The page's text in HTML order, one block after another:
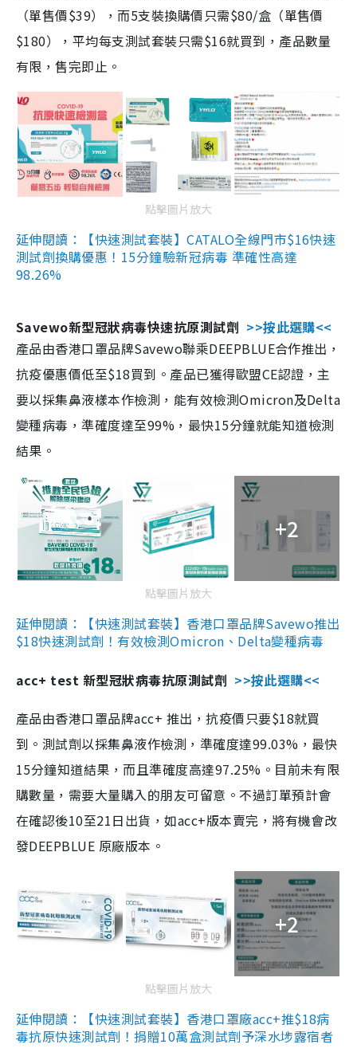
（單售價$39），而5支裝換購價只需$80/盒（單售價
$180），平均每支測試套裝只需$16就買到，產品數量
有限，售完即止。
點擊圖片放大
延伸閱讀：【快速測試套裝】CATALO全線門市$16快速
測試劑換購優惠！15分鐘驗新冠病毒 準確性高達
98.26%
Savewo新型冠狀病毒快速抗原測試劑 >>按此選購<<
產品由香港口罩品牌Savewo聯乘DEEPBLUE合作推出，
抗疫優惠價低至$18買到。產品已獲得歐盟CE認證，主
要以採集鼻液樣本作檢測，能有效檢測Omicron及Delta
變種病毒，準確度達至99%，最快15分鐘就能知道檢測
結果。
+2
點擊圖片放大
延伸閱讀：【快速測試套裝】香港口罩品牌Savewo推出
$18快速測試劑！有效檢測Omicron、Delta變種病毒
acc+ test 新型冠狀病毒抗原測試劑 >>按此選購<<
產品由香港口罩品牌acc+ 推出，抗疫價只要$18就買
到。測試劑以採集鼻液作檢測，準確度達99.03%，最快
15分鐘知道結果，而且準確度高達97.25%。目前未有限
購數量，需要大量購入的朋友可留意。不過訂單預計會
在確認後10至21日出貨，如acc+版本賣完，將有機會改
發DEEPBLUE 原廠版本。
+2
點擊圖片放大
延伸閱讀：【快速測試套裝】香港口罩廠acc+推$18病
毒抗原快速測試劑！捐贈10萬盒測試劑予深水埗露宿者